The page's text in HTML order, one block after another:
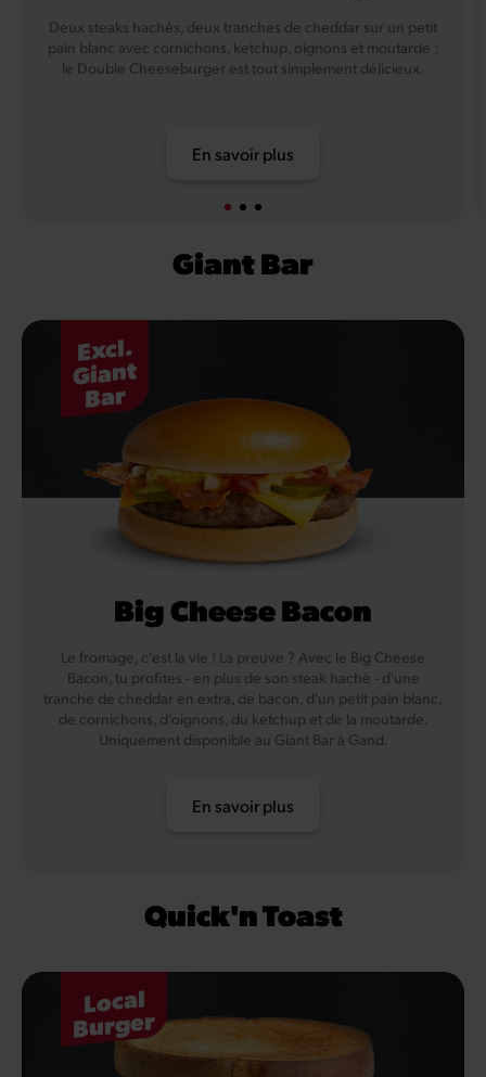
Deux steaks hachés, deux tranches de cheddar sur un petit
pain blanc avec cornichons, ketchup, oignons et moutarde :
le Double Cheeseburger est tout simplement délicieux.
En savoir plus
Giant Bar
Excl.
Giant
Bar
Big Cheese Bacon
Le fromage, c’est la vie ! La preuve ? Avec le Big Cheese
Bacon, tu profites - en plus de son steak haché - d'une
tranche de cheddar en extra, de bacon, d'un petit pain blanc,
de cornichons, d'oignons, du ketchup et de la moutarde.
Uniquement disponible au Giant Bar à Gand.
En savoir plus
Quick'n Toast
Local
Burger